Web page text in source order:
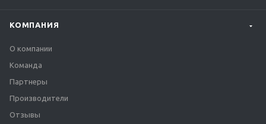
КОМПАНИЯ
О компании
Команда
Партнеры
Производители
Отзывы